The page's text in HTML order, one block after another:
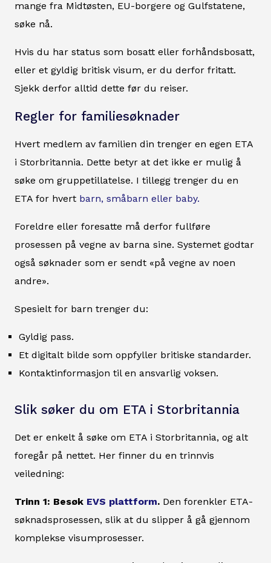
mange fra Midtøsten, EU-borgere og Gulfstatene,
søke nå.
Hvis du har status som bosatt eller forhåndsbosatt,
eller et gyldig britisk visum, er du derfor fritatt.
Sjekk derfor alltid dette før du reiser.
Regler for familiesøknader
Hvert medlem av familien din trenger en egen ETA
i Storbritannia. Dette betyr at det ikke er mulig å
søke om gruppetillatelse. I tillegg trenger du en
ETA for hvert barn, småbarn eller baby.
Foreldre eller foresatte må derfor fullføre
prosessen på vegne av barna sine. Systemet godtar
også søknader som er sendt «på vegne av noen
andre».
Spesielt for barn trenger du:
Gyldig pass.
Et digitalt bilde som oppfyller britiske standarder.
Kontaktinformasjon til en ansvarlig voksen.
Slik søker du om ETA i Storbritannia
Det er enkelt å søke om ETA i Storbritannia, og alt
foregår på nettet. Her finner du en trinnvis
veiledning:
Trinn 1: Besøk EVS plattform. Den forenkler ETA-
søknadsprosessen, slik at du slipper å gå gjennom
komplekse visumprosesser.